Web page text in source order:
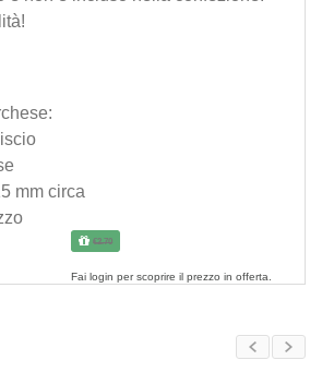
mm circa
€2.70
Fai login per scoprire il prezzo in offerta.